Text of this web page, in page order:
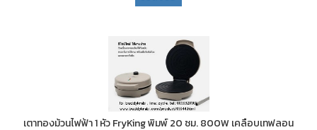
เตาทองม้วนไฟฟ้า 1 หัว FryKing พิมพ์ 20 ซม. 800W เคลือบเทฟลอน